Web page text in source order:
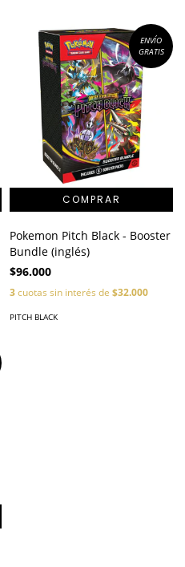
ENVÍO
GRATIS
Pokemon Pitch Black - Booster
Bundle (inglés)
$96.000
3cuotas sin interés de $32.000
PITCH BLACK